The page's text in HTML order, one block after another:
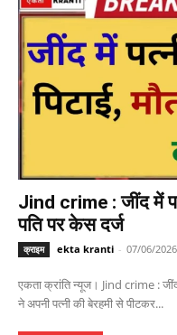
Jind crime : जींद में
पति पर केस दर्ज
क्राइम ekta kranti - 07/06/2026
एकता क्रांति न्यूज। Jind crime :
ने अपनी पत्नी की बेरहमी से पीटकर...